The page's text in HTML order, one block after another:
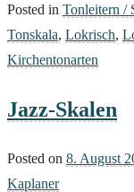
Posted in Tonleitern /
Tonskala, Lokrisch,
Kirchentonarten
Jazz-Skalen
Posted on 8. August
Kaplaner